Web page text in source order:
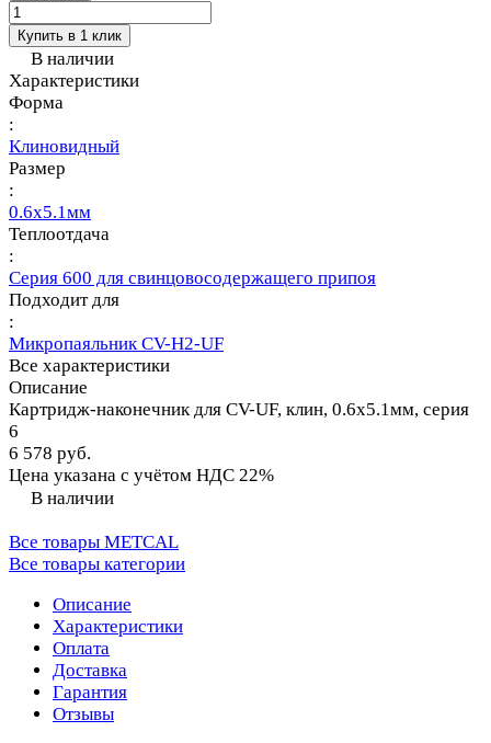
Купить в 1 клик
В наличии
Характеристики
Форма
:
Клиновидный
Размер
:
0.6х5.1мм
Теплоотдача
:
Серия 600 для свинцовосодержащего припоя
Подходит для
:
Микропаяльник CV-H2-UF
Все характеристики
Описание
Картридж-наконечник для CV-UF, клин, 0.6х5.1мм, серия
6
6 578 руб.
Цена указана с учётом НДС 22%
В наличии
Все товары METCAL
Все товары категории
Описание
Характеристики
Оплата
Доставка
Гарантия
Отзывы